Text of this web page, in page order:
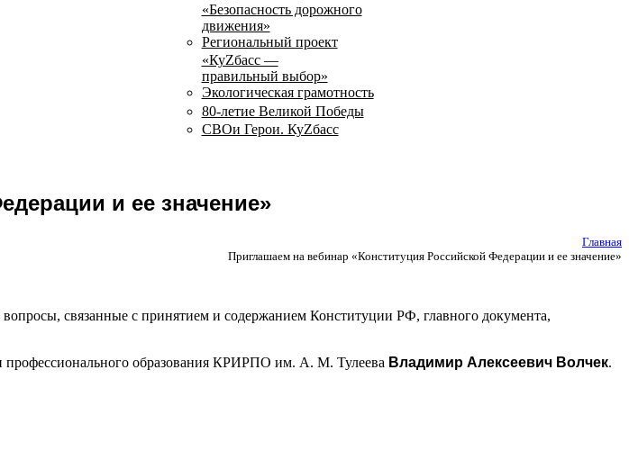
«Безопасность дорожного
движения»
Региональный проект
«КуZбасс —
правильный выбор»
Экологическая грамотность
80-летие Великой Победы
СВОи Герои. КуZбасс
и ее значение»
Главная
Приглашаем на вебинар «Конституция Российской Федерации и ее значение»
вопросы, связанные с принятием и содержанием Конституции РФ, главного документа,
профессионального образования КРИРПО им. А. М. Тулеева Владимир Алексеевич Волчек.